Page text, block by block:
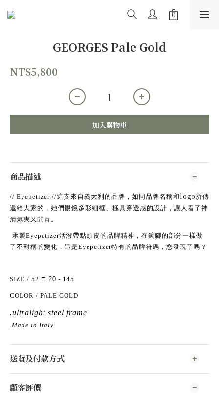
GEORGES Pale Gold
NT$5,800
加入購物車
商品描述
// Eyepetizer //這支來自義大利的品牌，如同品牌名稱和logo 所傳
遞給大家的，她們眼鏡多彩細框、極具穿透感的設計，讓人看了神
清氣爽又開胃。
承襲Eyepetizer活潑帶點頑皮的品牌精神，在鏡腳的部分一樣做
了不對稱的變化，這是Eyepetizer特有的品牌符碼，您發現了嗎？
SIZE / 52 □ 20 - 145
COLOR / PALE GOLD
.ultralight steel frame
.Made in Italy
送貨及付款方式
顧客評價